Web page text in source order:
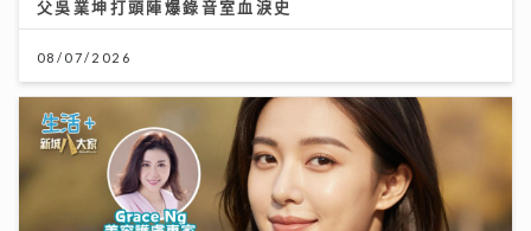
父吳業坤打頭陣爆錄音室血淚史
08/07/2026